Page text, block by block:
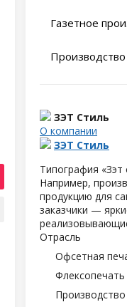
Газетное
Производство
ЗЭТ Стиль
О компании
ЗЭТ Стиль
Типография «Зэт
Например,
продукцию для
заказчики —
Отрасль
Офсетная